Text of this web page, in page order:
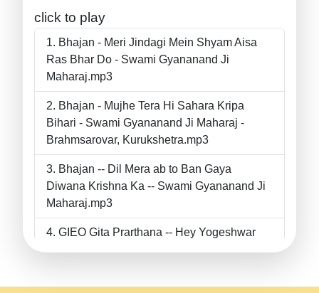
click to play
Bhajan - Meri Jindagi Mein Shyam Aisa
Ras Bhar Do - Swami Gyananand Ji
Maharaj.mp3
Bhajan - Mujhe Tera Hi Sahara Kripa
Bihari - Swami Gyananand Ji Maharaj -
Brahmsarovar, Kurukshetra.mp3
Bhajan -- Dil Mera ab to Ban Gaya
Diwana Krishna Ka -- Swami Gyananand Ji
Maharaj.mp3
GIEO Gita Prarthana -- Hey Yogeshwar